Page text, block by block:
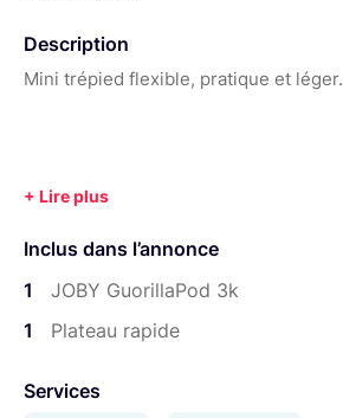
Description
Mini trépied flexible, pratique et léger.
Inclus dans l’annonce
1
JOBY GuorillaPod 3k
1
Plateau rapide
Services